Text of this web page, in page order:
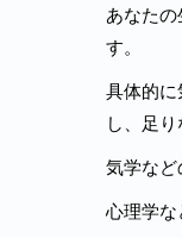
あなた
す。
具体的
し、足
気学など
心理学な